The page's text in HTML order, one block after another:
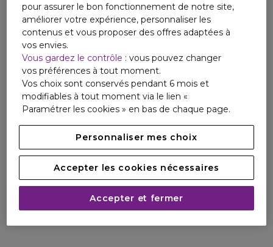
pour assurer le bon fonctionnement de notre site,
améliorer votre expérience, personnaliser les
contenus et vous proposer des offres adaptées à
vos envies.
Vous gardez le contrôle : vous pouvez changer
vos préférences à tout moment.
Vos choix sont conservés pendant 6 mois et
modifiables à tout moment via le lien «
Paramétrer les cookies » en bas de chaque page.
Personnaliser mes choix
Accepter les cookies nécessaires
Accepter et fermer